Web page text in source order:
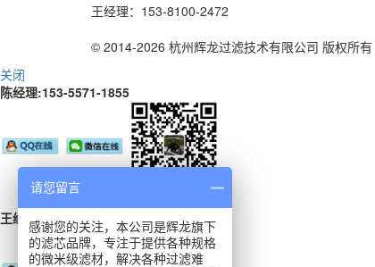
王经理：153-8100-2472
© 2014-2026 杭州辉龙过滤技术有限公司 版权所有
关闭
陈经理:153-5571-1855
王经理:153-8100-2472
请您留言
感谢您的关注，本公司是辉龙旗下
的滤芯品牌，专注于提供各种规格
的微米级滤材，解决各种过滤难